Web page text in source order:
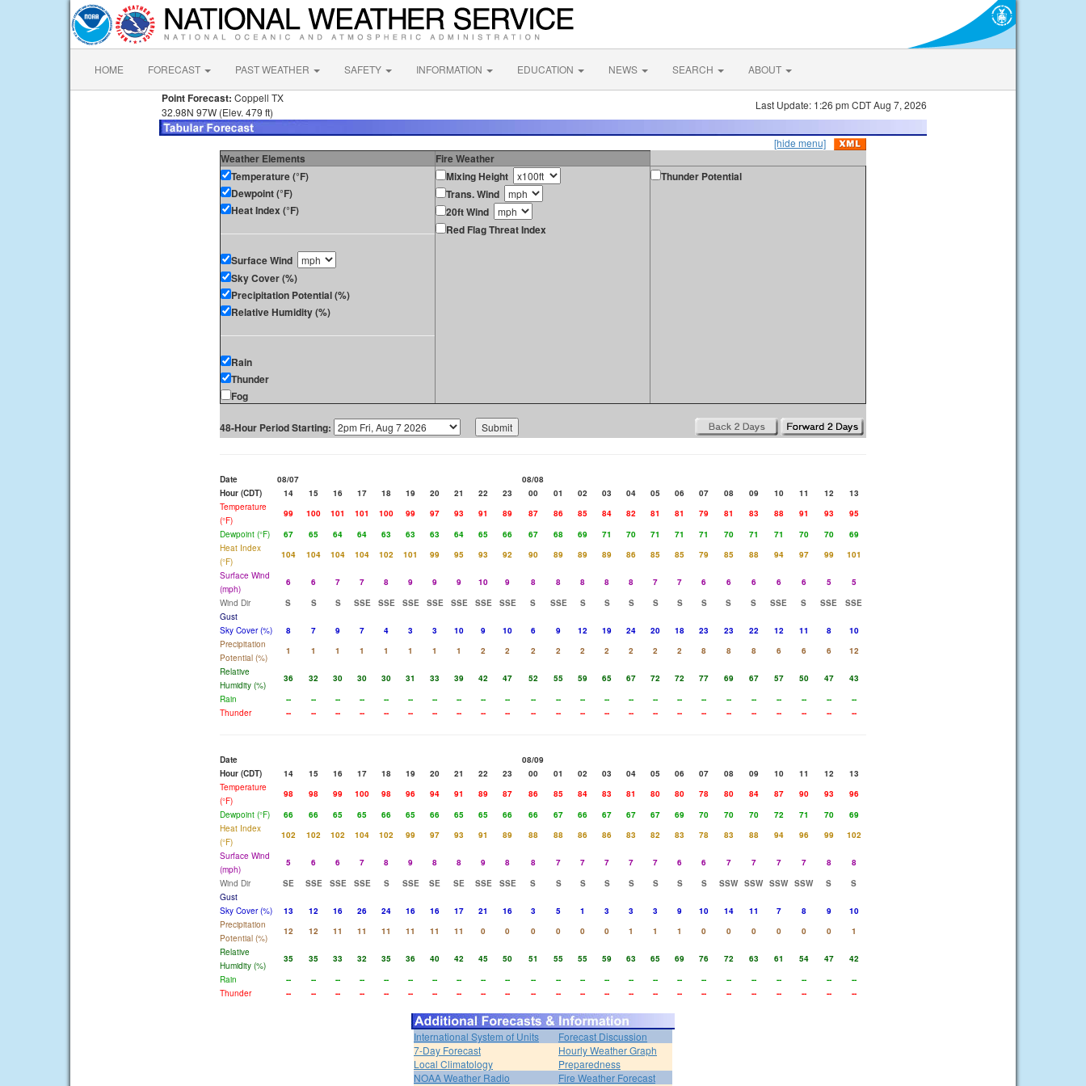
HOME FORECAST PAST WEATHER SAFETY INFORMATION EDUCATION NEWS SEARCH ABOUT
Point Forecast: Coppell TX
32.98N 97W (Elev. 479 ft)
Last Update: 1:26 pm CDT Aug 7, 2026
[hide menu]
Weather Elements
Fire Weather
Temperature (°F)
Dewpoint (°F)
Heat Index (°F)
Surface Wind
Sky Cover (%)
Precipitation Potential (%)
Relative Humidity (%)
Rain
Thunder
Fog
Mixing Height
Trans. Wind
20ft Wind
Red Flag Threat Index
Thunder Potential
48-Hour Period Starting:
Date 08/07
08/08
Hour (CDT)
14 15 16 17 18 19 20 21 22 23 00 01 02 03 04 05 06 07 08 09 10 11 12
13
Temperature
(°F)
99 100 101 101 100 99 97 93 91 89 87 86 85 84 82 81 81 79 81 83 88 91 93
95
Dewpoint (°F)
67 65 64 64 63 63 63 64 65 66 67 68 69 71 70 71 71 71 70 71 71 70 70
69
Heat Index
(°F)
104 104 104 104 102 101 99 95 93 92 90 89 89 89 86 85 85 79 85 88 94 97 99
101
Surface Wind
(mph)
6 6 7 7 8 9 9 9 10 9 8 8 8 8 8 7 7 6 6 6 6 6 5
5
Wind Dir
S S S SSE SSE SSE SSE SSE SSE SSE S SSE S S S S S S S S SSE S SSE
SSE
Gust
Sky Cover (%)
8 7 9 7 4 3 3 10 9 10 6 9 12 19 24 20 18 23 23 22 12 11 8
10
Precipitation
Potential (%)
1 1 1 1 1 1 1 1 2 2 2 2 2 2 2 2 2 8 8 8 6 6 6
12
Relative
Humidity (%)
36 32 30 30 30 31 33 39 42 47 52 55 59 65 67 72 72 77 69 67 57 50 47
43
Rain
-- -- -- -- -- -- -- -- -- -- -- -- -- -- -- -- -- -- -- -- -- -- --
--
Thunder
-- -- -- -- -- -- -- -- -- -- -- -- -- -- -- -- -- -- -- -- -- -- -- --
Date
08/09
Hour (CDT)
14 15 16 17 18 19 20 21 22 23 00 01 02 03 04 05 06 07 08 09 10 11 12
13
Temperature
(°F)
98 98 99 100 98 96 94 91 89 87 86 85 84 83 81 80 80 78 80 84 87 90 93
96
Dewpoint (°F)
66 66 65 65 66 65 66 65 65 66 66 67 66 67 67 67 69 70 70 70 72 71 70
69
Heat Index
(°F)
102 102 102 104 102 99 97 93 91 89 88 88 86 86 83 82 83 78 83 88 94 96 99
102
Surface Wind
(mph)
5 6 6 7 8 9 8 8 9 8 8 7 7 7 7 7 6 6 7 7 7 7 8
8
Wind Dir
SE SSE SSE SSE S SSE SE SE SSE SSE S S S S S S S S SSW SSW SSW SSW S
S
Gust
Sky Cover (%)
13 12 16 26 24 16 16 17 21 16 3 5 1 3 3 3 9 10 14 11 7 8 9
10
Precipitation
Potential (%)
12 12 11 11 11 11 11 11 0 0 0 0 0 0 1 1 1 0 0 0 0 0 0
1
Relative
Humidity (%)
35 35 33 32 35 36 40 42 45 50 51 55 55 59 63 65 69 76 72 63 61 54 47
42
Rain
-- -- -- -- -- -- -- -- -- -- -- -- -- -- -- -- -- -- -- -- -- -- --
--
Thunder
-- -- -- -- -- -- -- -- -- -- -- -- -- -- -- -- -- -- -- -- -- -- -- --
International System of Units
Forecast Discussion
7-Day Forecast
Hourly Weather Graph
Local Climatology
Preparedness
NOAA Weather Radio
Fire Weather Forecast